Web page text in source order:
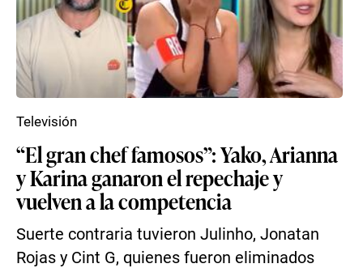
“El gran chef famosos”: Yako, Arianna
y Karina ganaron el repechaje y
vuelven a la competencia
Suerte contraria tuvieron Julinho, Jonatan
Rojas y Cint G, quienes fueron eliminados
Televisión